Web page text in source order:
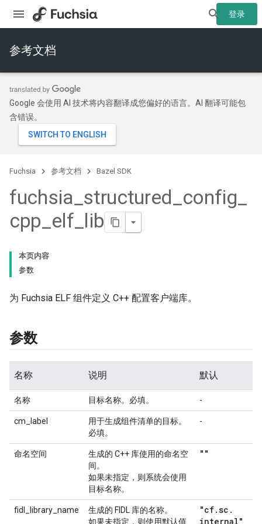
登录
参考文档
Google 会使用 AI 技术将内容翻译成您偏好的语言。AI 翻译可能包
含错误。
Fuchsia 参考文档 Bazel SDK
fuchsia_structured_config_
cpp_elf_lib
本页内容
参数
为 Fuchsia ELF 组件定义 C++ 配置客户端库。
参数
名称 说明 默认
名称 目标名称。必填。 -
cm_label
用于生成组件清单的目标。
必填。
-
命名空间
生成的 C++ 库使用的命名空
间。
如果未指定，则系统会使用
目标名称。
""
fidl_library_name
生成的 FIDL 库的名称。
如果未指定，则使用默认值
"cf.sc .
internal"